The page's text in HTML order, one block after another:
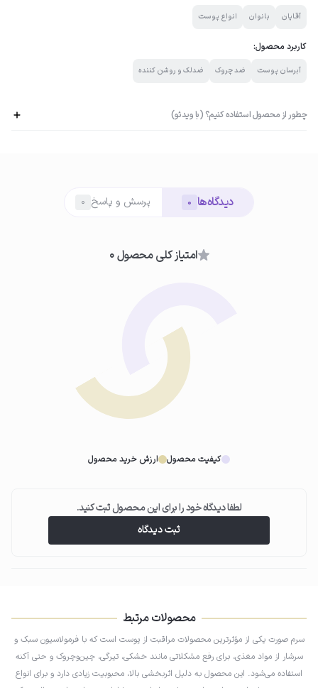
آقایان بانوان انواع پوست
کاربرد محصول:
آبرسان پوست ضد چروک ضدلک و روشن کننده
چطور از محصول استفاده کنیم؟ (با ویدئو)
دیدگاه‌ها 0 پرسش و پاسخ 0
امتیاز کلی محصول 0
کیفیت محصول ارزش خرید محصول
لطفا دیدگاه خود را برای این محصول ثبت کنید.
ثبت دیدگاه
محصولات مرتبط
سرم صورت یکی از مؤثرترین محصولات مراقبت از پوست است که با فرمولاسیون سبک و
سرشار از مواد مغذی، برای رفع مشکلاتی مانند خشکی، تیرگی، چین‌وچروک و حتی آکنه
استفاده می‌شود. این محصول به دلیل اثربخشی بالا، محبوبیت زیادی دارد و برای انواع